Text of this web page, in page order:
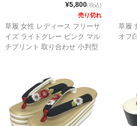
¥5,800(税込)
売り切れ
草履 女性 レディース フリーサ
イズ ライトグレー ピンク マル
チプリント 取り合わせ 小判型
草履
オフ